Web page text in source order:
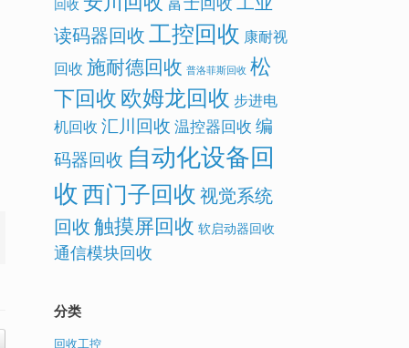
回收
读码器回收工控回收 康耐视
回收 施耐德回收 普洛菲斯回收 松
下回收欧姆龙回收 步进电
机回收 汇川回收 温控器回收 编
码器回收 自动化设备回
收西门子回收视觉系统
回收触摸屏回收 软启动器回收
通信模块回收
分类
回收工控